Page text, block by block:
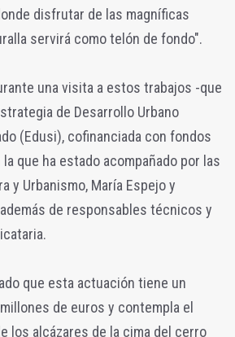
disfrutar de las magníficas
servirá como telón de fondo".
una visita a estos trabajos -que
de Desarrollo Urbano
(Edusi), cofinanciada con fondos
que ha estado acompañado por las
y Urbanismo, María Espejo y
de responsables técnicos y
que esta actuación tiene un
de euros y contempla el
los alcázares de la cima del cerro